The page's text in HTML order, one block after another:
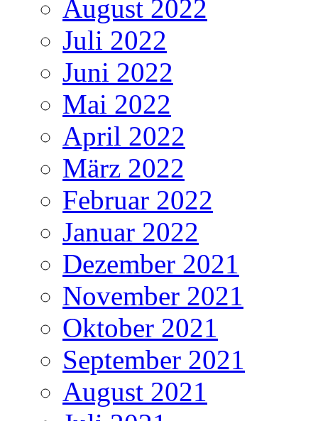
August 2022
Juli 2022
Juni 2022
Mai 2022
April 2022
März 2022
Februar 2022
Januar 2022
Dezember 2021
November 2021
Oktober 2021
September 2021
August 2021